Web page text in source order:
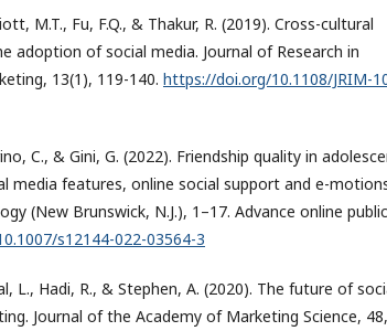
M.T., Fu, F.Q., & Thakur, R. (2019). Cross-cultural
adoption of social media. Journal of Research in
13(1), 119-140. https://doi.org/10.1108/JRIM-
C., & Gini, G. (2022). Friendship quality in
media features, online social support and e-
(New Brunswick, N.J.), 1–17. Advance online
s12144-022-03564-3
L., Hadi, R., & Stephen, A. (2020). The future of
Journal of the Academy of Marketing Science,